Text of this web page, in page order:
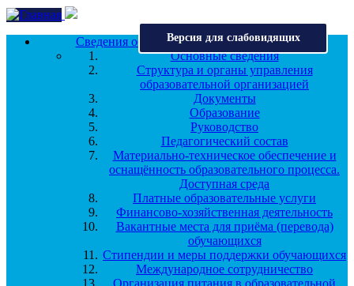
Перейти к основному содержанию
Версия для слабовидящих
Сведения об образовательной организации
Основные сведения
Структура и органы управления
образовательной организацией
Документы
Образование
Руководство
Педагогический состав
Материально-техническое обеспечение и
оснащённость образовательного процесса.
Доступная среда
Платные образовательные услуги
Финансово-хозяйственная деятельность
Вакантные места для приёма (перевода)
обучающихся
Стипендии и меры поддержки обучающихся
Международное сотрудничество
Организация питания в образовательной